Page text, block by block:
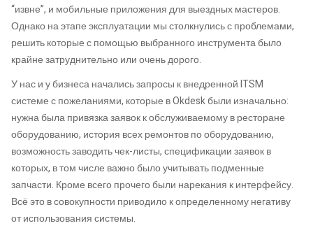
“извне”, и мобильные приложения для выездных мастеров.
Однако на этапе эксплуатации мы столкнулись с проблемами,
решить которые с помощью выбранного инструмента было
крайне затруднительно или очень дорого.
У нас и у бизнеса начались запросы к внедренной ITSM
системе с пожеланиями, которые в Okdesk были изначально:
нужна была привязка заявок к обслуживаемому в ресторане
оборудованию, история всех ремонтов по оборудованию,
возможность заводить чек-листы, спецификации заявок в
которых, в том числе важно было учитывать подменные
запчасти. Кроме всего прочего были нарекания к интерфейсу.
Всё это в совокупности приводило к определенному негативу
от использования системы.